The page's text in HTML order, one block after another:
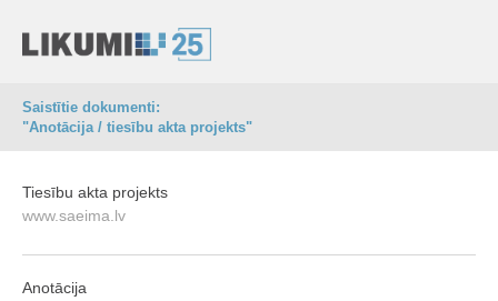
Saistītie dokumenti:
"Anotācija / tiesību akta projekts"
Tiesību akta projekts
www.saeima.lv
Anotācija